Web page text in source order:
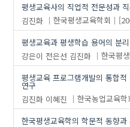
평생교육사의 직업적 전문성과
김진화
한국평생교육학회
평생교육과 평생학습 용어의 분
강은이 전은선 김진화 한국평
평생교육 프로그램개발의 통합
연구
김진화 이혜진 한국농업교육학
한국평생교육학의 학문적 동향